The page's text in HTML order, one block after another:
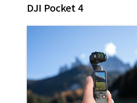
DJI Pocket 4